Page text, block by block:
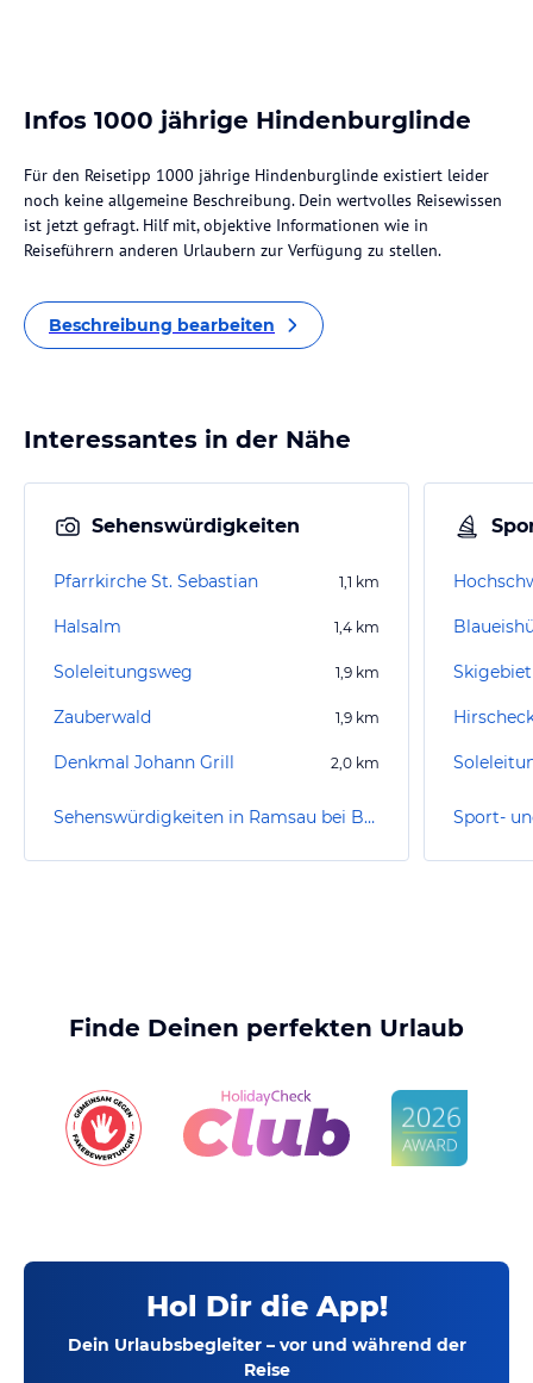
Infos 1000 jährige Hindenburglinde
Für den Reisetipp 1000 jährige Hindenburglinde existiert leider
noch keine allgemeine Beschreibung. Dein wertvolles Reisewissen
ist jetzt gefragt. Hilf mit, objektive Informationen wie in
Reiseführern anderen Urlaubern zur Verfügung zu stellen.
Beschreibung bearbeiten
Interessantes in der Nähe
Sehenswürdigkeiten
Pfarrkirche St. Sebastian 1,1 km
Halsalm 1,4 km
Soleleitungsweg 1,9 km
Zauberwald 1,9 km
Denkmal Johann Grill 2,0 km
Sehenswürdigkeiten in Ramsau bei Berchtesgaden
Finde Deinen perfekten Urlaub
Hol Dir die App!
Dein Urlaubsbegleiter – vor und während der
Reise